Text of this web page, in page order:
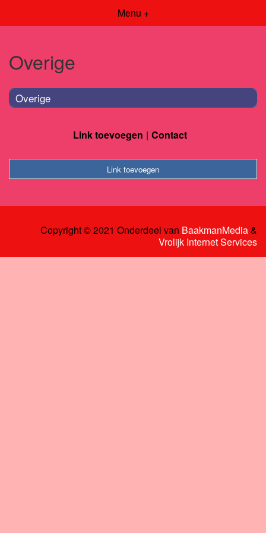
Menu +
Overige
Overige
Link toevoegen Contact
Link toevoegen
Copyright © 2021 Onderdeel van BaakmanMedia&
Vrolijk Internet Services